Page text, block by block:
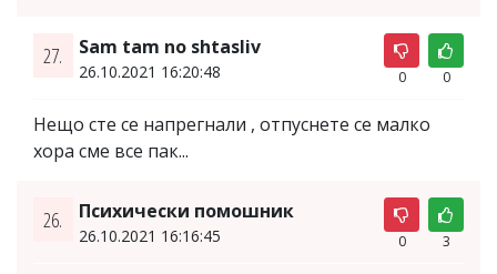
27. Sam tam no shtasliv
26.10.2021 16:20:48 0 0
Нещо сте се напрегнали , отпуснете се малко
хора сме все пак...
26. Психически помошник
26.10.2021 16:16:45 0 3